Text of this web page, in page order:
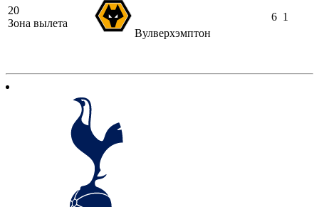
20
Зона вылета
Вулверхэмптон
6 1